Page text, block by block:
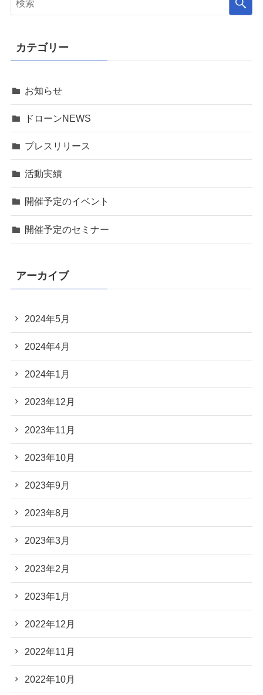
カテゴリー
お知らせ
ドローンNEWS
プレスリリース
活動実績
開催予定のイベント
開催予定のセミナー
アーカイブ
2024年5月
2024年4月
2024年1月
2023年12月
2023年11月
2023年10月
2023年9月
2023年8月
2023年3月
2023年2月
2023年1月
2022年12月
2022年11月
2022年10月